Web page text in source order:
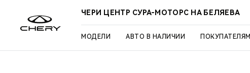
ЧЕРИ ЦЕНТР СУРА-МОТОРС НА БЕЛЯЕВА
МОДЕЛИ АВТО В НАЛИЧИИ ПОКУПАТЕЛЯМ